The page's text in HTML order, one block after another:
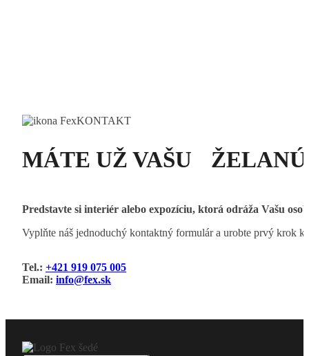
KONTAKT
MÁTE UŽ VAŠU ŽELANÚ
Predstavte si interiér alebo expozíciu, ktorá odráža Vašu
Vyplňte náš jednoduchý kontaktný formulár a urobte prvý krok k
Tel.: +421 919 075 005
Email: info@fex.sk